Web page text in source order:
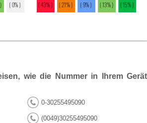
wie die Nummer in Ihrem Gerät
0-30255495090
(0049)30255495090